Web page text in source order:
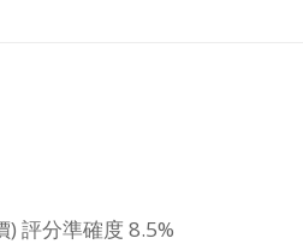
評分準確度 8.5%